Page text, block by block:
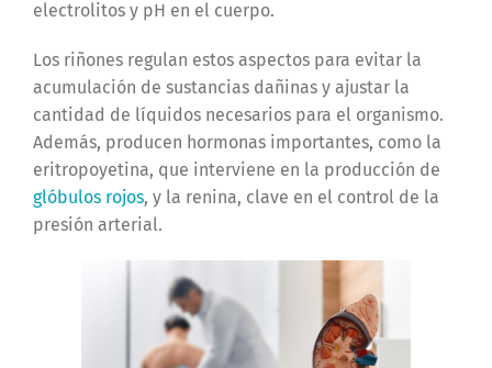
electrolitos y pH en el cuerpo.
Los riñones regulan estos aspectos para evitar la
acumulación de sustancias dañinas y ajustar la
cantidad de líquidos necesarios para el organismo.
Además, producen hormonas importantes, como la
eritropoyetina, que interviene en la producción de
glóbulos rojos, y la renina, clave en el control de la
presión arterial.